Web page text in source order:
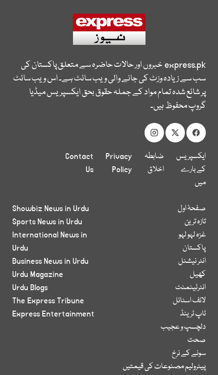
express.pkخبروں اور حالات حاضرہ سے متعلق پاکستان کی
سب سے زیادہ وزٹ کی جانے والی ویب سائٹ ہے۔ اس ویب سائٹ
پر شائع شدہ تمام مواد کے جملہ حقوق بحق ایکسپریس میڈیا
گروپ محفوظ ہیں۔
ایکسپریس
کے بارے
میں
ضابطہ
اخلاق
Privacy
Policy
Contact
Us
صفحۂ اول
تازہ ترین
غزہ لہو لہو
پاکستان
انٹر نیشنل
کھیل
انٹرٹینمنٹ
لائف اسٹائل
ٹاپ ٹرینڈ
دلچسپ و عجیب
صحت
سونے کے نرخ
پیٹرولیم مصنوعات کی قیمتیں
Showbiz News in Urdu
Sports News in Urdu
International News in
Urdu
Business News in Urdu
Urdu Magazine
Urdu Blogs
The Express Tribune
Express Entertainment